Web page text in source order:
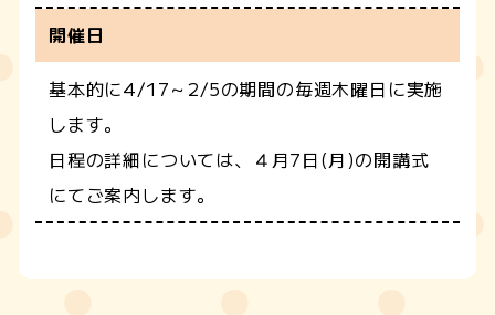
開催日
基本的に4/17～2/5の期間の毎週木曜日に実施
します。
日程の詳細については、４月7日(月)の開講式
にてご案内します。